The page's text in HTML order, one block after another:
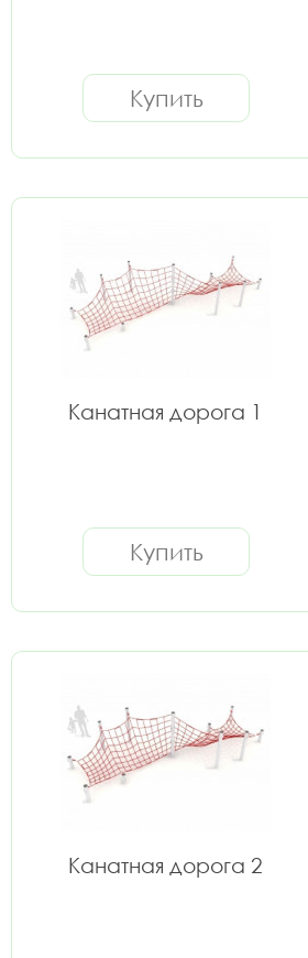
Купить
Канатная дорога 1
Купить
Канатная дорога 2